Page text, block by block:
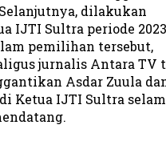
dilakukan
IJTI Sultra periode
pemilihan tersebut,
jurnalis Antara TV
Asdar Zuula
Ketua IJTI Sultra